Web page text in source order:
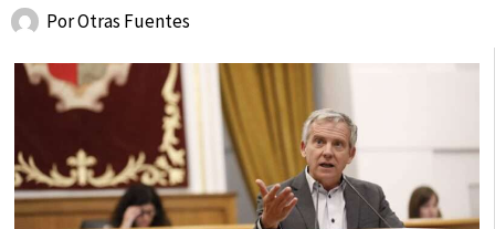
PorOtras Fuentes